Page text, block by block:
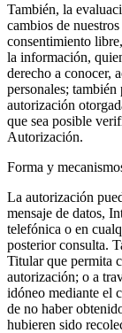
También, la
cambios de
consentimiento
la información,
derecho a conocer,
personales;
autorización
que sea posible
Autorización.
Forma y
La autorización
mensaje de datos,
telefónica o en
posterior consulta.
Titular que permita
autorización; o a
idóneo mediante el
de no haber
hubieren sido